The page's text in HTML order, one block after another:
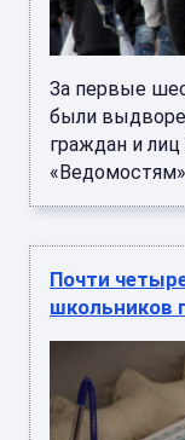
За первые
были
граждан и
Почти
школьников